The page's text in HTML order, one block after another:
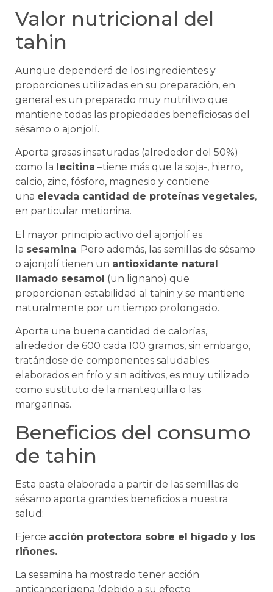
Valor nutricional del
tahin
Aunque dependerá de los ingredientes y
proporciones utilizadas en su preparación, en
general es un preparado muy nutritivo que
mantiene todas las propiedades beneficiosas del
sésamo o ajonjolí.
Aporta grasas insaturadas (alrededor del 50%)
como la lecitina –tiene más que la soja-, hierro,
calcio, zinc, fósforo, magnesio y contiene
una elevada cantidad de proteínas vegetales,
en particular metionina.
El mayor principio activo del ajonjolí es
la sesamina. Pero además, las semillas de sésamo
o ajonjolí tienen un antioxidante natural
llamado sesamol (un lignano) que
proporcionan estabilidad al tahin y se mantiene
naturalmente por un tiempo prolongado.
Aporta una buena cantidad de calorías,
alrededor de 600 cada 100 gramos, sin embargo,
tratándose de componentes saludables
elaborados en frío y sin aditivos, es muy utilizado
como sustituto de la mantequilla o las
margarinas.
Beneficios del consumo
de tahin
Esta pasta elaborada a partir de las semillas de
sésamo aporta grandes beneficios a nuestra
salud:
Ejerce acción protectora sobre el hígado y los
riñones.
La sesamina ha mostrado tener acción
anticancerígena (debido a su efecto